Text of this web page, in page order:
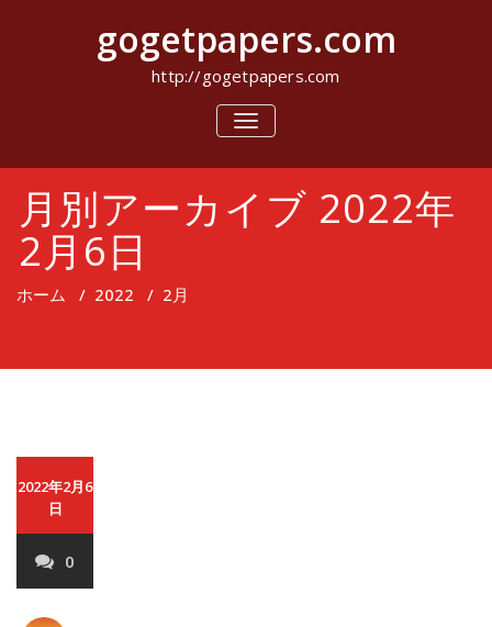
キ
gogetpapers.com
http://gogetpapers.com
ナ
ビ
シ
ン
月別アーカイブ 2022年
2月6日
ホーム / 2022 / 2月
2022年2月6
日
0